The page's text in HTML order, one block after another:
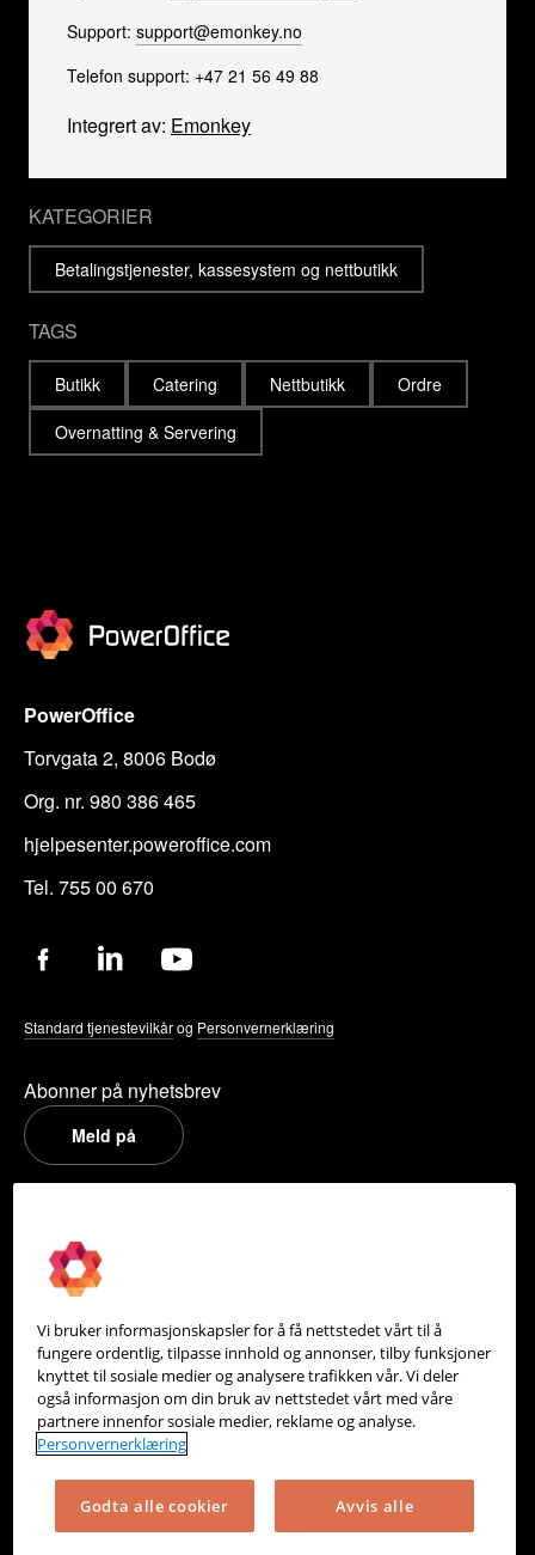
Support: support@emonkey.no
Telefon support: +47 21 56 49 88
Integrert av: Emonkey
KATEGORIER
Betalingstjenester, kassesystem og nettbutikk
TAGS
Butikk Catering Nettbutikk
Ordre
Overnatting & Servering
PowerOffice
Torvgata 2, 8006 Bodø
Org. nr. 980 386 465
hjelpesenter.poweroffice.com
Tel. 755 00 670
Standard tjenestevilkårog Personvernerklæring
Abonner på nyhetsbrev
Meld på
Om oss
Partneroversikt
Integrasjoner
Hjelpesenter
Kontakt oss
Personvern
Informasjonskapsler
Vi bruker informasjonskapsler for å få nettstedet vårt til å
fungere ordentlig, tilpasse innhold og annonser, tilby funksjoner
knyttet til sosiale medier og analysere trafikken vår. Vi deler
også informasjon om din bruk av nettstedet vårt med våre
partnere innenfor sosiale medier, reklame og analyse.
Personvernerklæring
Godta alle cookier Avvis alle